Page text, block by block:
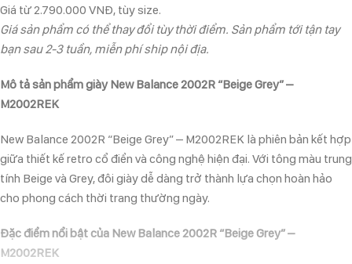
Giá từ 2.790.000 VNĐ, tùy size.
Giá sản phẩm có thể thay đổi tùy thời điểm. Sản phẩm tới tận tay
bạn sau 2-3 tuần, miễn phí ship nội địa.
Mô tả sản phẩm giày New Balance 2002R “Beige Grey” –
M2002REK
New Balance 2002R “Beige Grey” – M2002REK là phiên bản kết hợp
giữa thiết kế retro cổ điển và công nghệ hiện đại. Với tông màu trung
tính Beige và Grey, đôi giày dễ dàng trở thành lựa chọn hoàn hảo
cho phong cách thời trang thường ngày.
Đặc điểm nổi bật của New Balance 2002R “Beige Grey” –
M2002REK